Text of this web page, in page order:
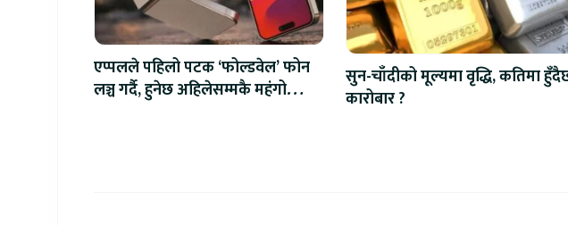
एप्पलले पहिलो पटक ‘फोल्डवेल’ फोन
लञ्च गर्दै, हुनेछ अहिलेसम्मकै महंगो
सुन-चाँदीको मूल्यमा वृद्धि, कतिमा
कारोबार ?